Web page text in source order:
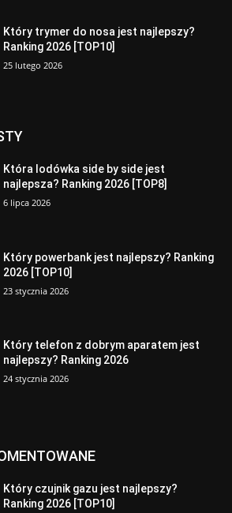
Który trymer do nosa jest najlepszy?
Ranking 2026 [TOP10]
25 lutego 2026
Która lodówka side by side jest
najlepsza? Ranking 2026 [TOP8]
6 lipca 2026
Który powerbank jest najlepszy? Ranking
2026 [TOP10]
23 stycznia 2026
Który telefon z dobrym aparatem jest
najlepszy? Ranking 2026
24 stycznia 2026
Który czujnik gazu jest najlepszy?
Ranking 2026 [TOP10]